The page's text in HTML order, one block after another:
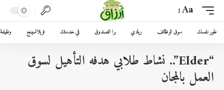
Aa
طور نفسك سوق الوظائف ريادي برا الصندوق في خدمتك فريلانسينج
“Elder”.. نشاط طلابي هدفه التأهيل لسوق
العمل بالمجان